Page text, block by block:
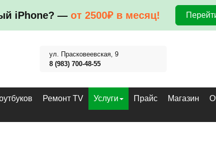
iPhone? — от 2500₽ в месяц!
ул. Прасковеевская, 9
8 (983) 700-48-55
Ремонт TV Услуги Прайс Магазин